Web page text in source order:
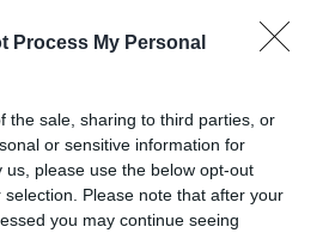
Process My Personal
the sale, sharing to third parties, or
or sensitive information for
please use the below opt-out
Please note that after your
you may continue seeing
LIRE L'ARTICLE